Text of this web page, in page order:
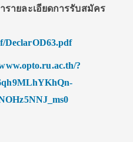
รายละเอียดการรับสมัคร
DeclarOD63.pdf
?